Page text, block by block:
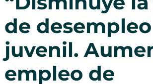
de desempleo
juvenil.
empleo de